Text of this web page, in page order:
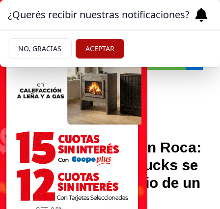
Domingo solidario en Roca:
Madiba y Juanas Trucks se
presentan a beneficio de un
refugio local
¿Querés recibir nuestras notificaciones?
NO, GRACIAS ACEPTAR